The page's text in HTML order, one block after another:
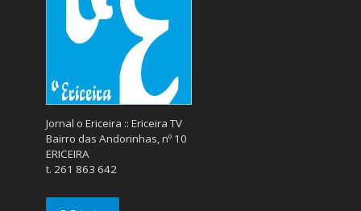
Jornal o Ericeira :: Ericeira TV
Bairro das Andorinhas, nº 10
ERICEIRA
t. 261 863 642